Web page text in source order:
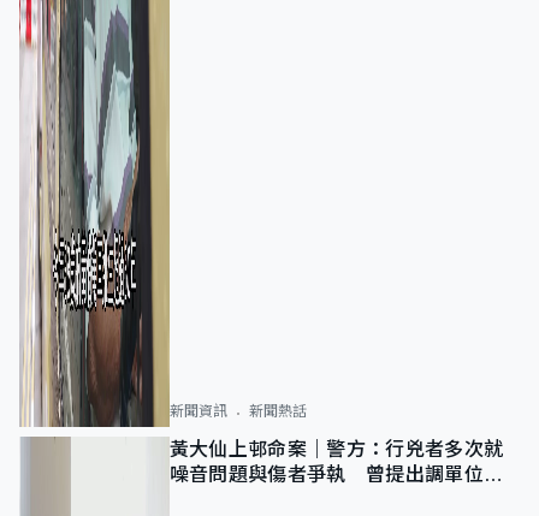
新聞資訊 新聞熱話
黃大仙上邨命案｜警方：行兇者多次就
噪音問題與傷者爭執 曾提出調單位已